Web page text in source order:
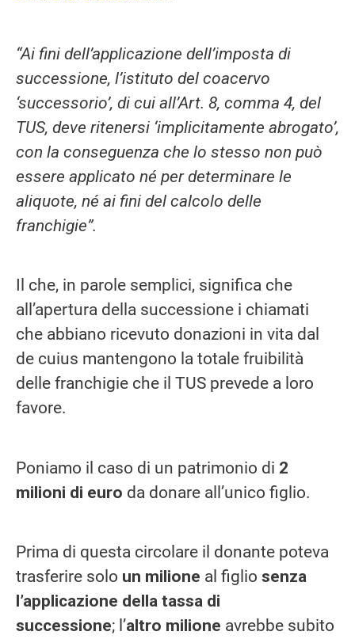
“Ai fini dell’applicazione dell’imposta di
successione, l’istituto del coacervo
‘successorio’, di cui all’Art. 8, comma 4, del
TUS, deve ritenersi ‘implicitamente abrogato’,
con la conseguenza che lo stesso non può
essere applicato né per determinare le
aliquote, né ai fini del calcolo delle
franchigie”.
Il che, in parole semplici, significa che
all’apertura della successione i chiamati
che abbiano ricevuto donazioni in vita dal
de cuius mantengono la totale fruibilità
delle franchigie che il TUS prevede a loro
favore.
Poniamo il caso di un patrimonio di 2
milioni di euro da donare all’unico figlio.
Prima di questa circolare il donante poteva
trasferire solo un milione al figlio senza
l’applicazione della tassa di
successione; l’altro milione avrebbe subito